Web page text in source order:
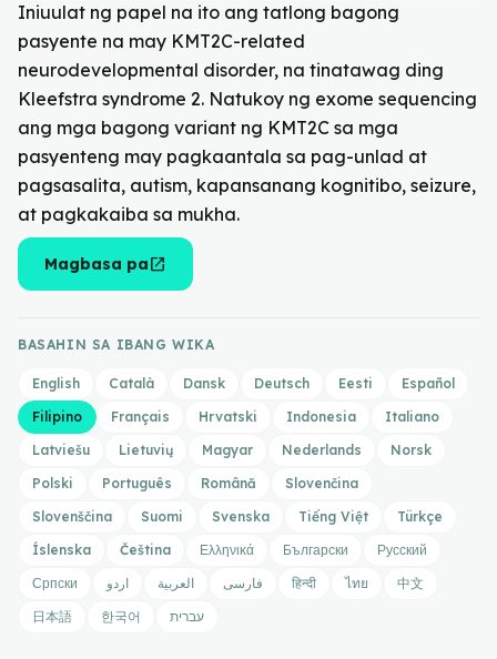
Iniuulat ng papel na ito ang tatlong bagong
pasyente na may KMT2C-related
neurodevelopmental disorder, na tinatawag ding
Kleefstra syndrome 2. Natukoy ng exome sequencing
ang mga bagong variant ng KMT2C sa mga
pasyenteng may pagkaantala sa pag-unlad at
pagsasalita, autism, kapansanang kognitibo, seizure,
at pagkakaiba sa mukha.
Magbasa paopen_in_new
BASAHIN SA IBANG WIKA
English Català Dansk Deutsch Eesti
Español
Filipino
Français Hrvatski Indonesia
Italiano
Latviešu
Lietuvių Magyar Nederlands
Norsk
Polski
Português Română
Slovenčina
Slovenščina
Suomi Svenska Tiếng Việt
Türkçe
Íslenska
Čeština Ελληνικά Български
Русский
Српски
اردو العربية فارسی हिन्दी ไทย
中文
日本語
한국어 עברית